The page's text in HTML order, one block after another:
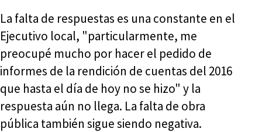
La falta de respuestas es una constante en el
Ejecutivo local, "particularmente, me
preocupé mucho por hacer el pedido de
informes de la rendición de cuentas del 2016
que hasta el día de hoy no se hizo" y la
respuesta aún no llega. La falta de obra
pública también sigue siendo negativa.